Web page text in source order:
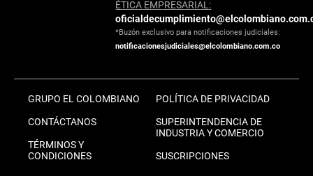
ÉTICA EMPRESARIAL:
*Buzón exclusivo para notificaciones judiciales:
notificacionesjudiciales@elcolombiano.com.co
GRUPO EL COLOMBIANO
CONTÁCTANOS
TÉRMINOS Y
CONDICIONES
POLÍTICA DE PRIVACIDAD
SUPERINTENDENCIA DE
INDUSTRIA Y COMERCIO
SUSCRIPCIONES